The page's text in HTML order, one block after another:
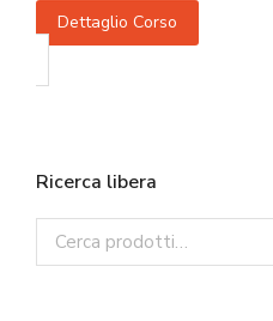
Dettaglio Corso
Ricerca libera